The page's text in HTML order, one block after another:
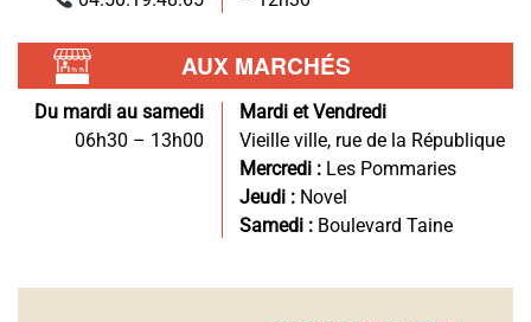
AUX MARCHÉS
Du mardi au samedi
06h30 – 13h00
Mardi et Vendredi
Vieille ville, rue de la République
Mercredi : Les Pommaries
Jeudi : Novel
Samedi : Boulevard Taine